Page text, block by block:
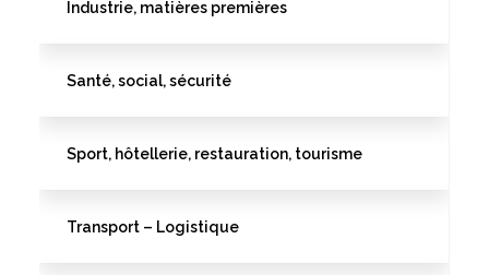
Industrie, matières premières
Santé, social, sécurité
Sport, hôtellerie, restauration, tourisme
Transport – Logistique